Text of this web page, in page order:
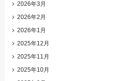
2026年3月
2026年2月
2026年1月
2025年12月
2025年11月
2025年10月